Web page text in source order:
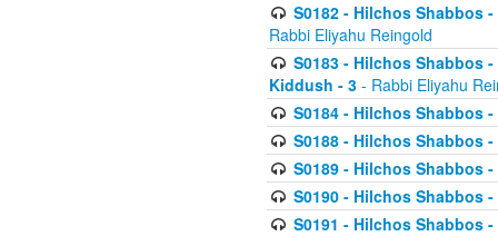
S0182 - Hilchos Shabbos
Rabbi Eliyahu Reingold
S0183 - Hilchos Shabbos
Kiddush - 3 - Rabbi Eliyahu
S0184 - Hilchos Shabbos
S0188 - Hilchos Shabbos
S0189 - Hilchos Shabbos
S0190 - Hilchos Shabbos
S0191 - Hilchos Shabbos